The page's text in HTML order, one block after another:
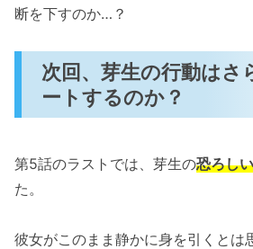
断を下すのか…？
次回、芽生の行動はさ
ートするのか？
第5話のラストでは、芽生の恐ろし
た。
彼女がこのまま静かに身を引くとは